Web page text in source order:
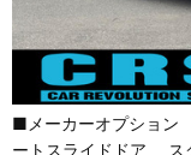
■メーカーオプショ
ートスライドドア ス